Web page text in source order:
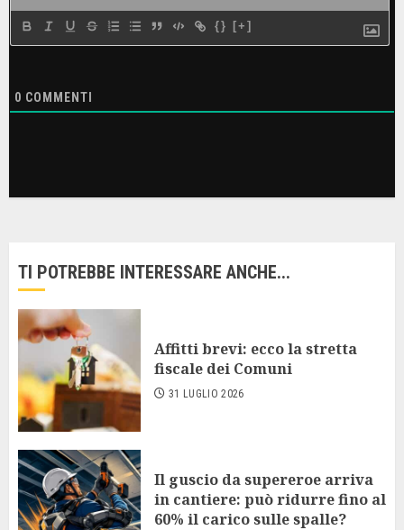
{} [+]
0 COMMENTI
TI POTREBBE INTERESSARE ANCHE...
Affitti brevi: ecco la stretta
fiscale dei Comuni
31 LUGLIO 2026
Il guscio da supereroe arriva
in cantiere: può ridurre fino al
60% il carico sulle spalle?